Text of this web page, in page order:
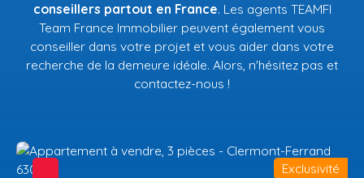
conseillers partout en France. Les agents TEAMFI
Team France Immobilier peuvent également vous
conseiller dans votre projet et vous aider dans votre
recherche de la demeure idéale. Alors, n'hésitez pas et
contactez-nous !
Exclusivité